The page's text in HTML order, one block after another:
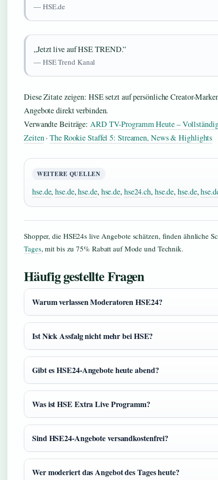
— HSE.de
„Jetzt live auf HSE TREND.”
— HSE Trend Kanal
Diese Zitate zeigen: HSE setzt auf persönliche Creator-
Angebote direkt verbinden.
Verwandte Beiträge:ARD TV-Programm Heute –
Zeiten·The Rookie Staffel 5: Streamen, News & Highlights
WEITERE QUELLEN
hse.de,hse.de,hse.de, hse.de, hse24.ch, hse.de,hse.de,
Shopper, die HSE24s live Angebote schätzen, finden ähnliche
Tages, mit bis zu 75% Rabatt auf Mode und Technik.
Häufig gestellte Fragen
Warum verlassen Moderatoren HSE24?
Ist Nick Assfalg nicht mehr bei HSE?
Gibt es HSE24-Angebote heute abend?
Was ist HSE Extra Live Programm?
Sind HSE24-Angebote versandkostenfrei?
Wer moderiert das Angebot des Tages heute?